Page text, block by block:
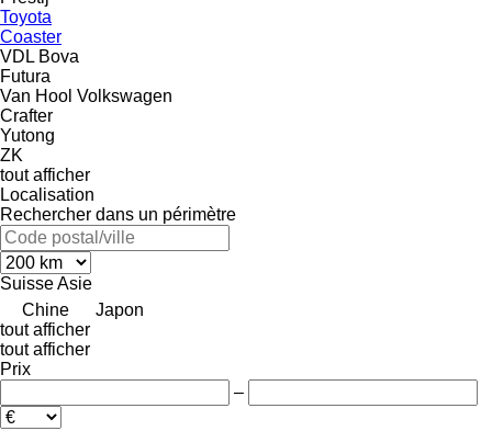
Toyota
Coaster
VDL Bova
Futura
Van Hool Volkswagen
Crafter
Yutong
ZK
tout afficher
Localisation
Rechercher dans un périmètre
SuisseAsie
Chine
Japon
tout afficher
tout afficher
Prix
–